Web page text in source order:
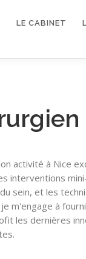
LE CABINET
activité à Nice
interventions
sein, et les
m'engage à
les dernières